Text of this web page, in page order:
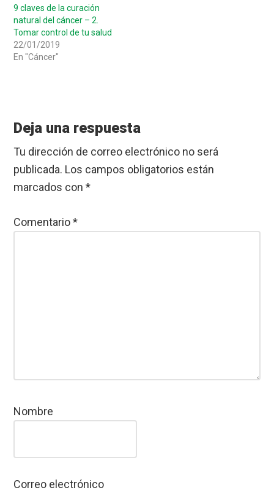
9 claves de la curación
natural del cáncer – 2.
Tomar control de tu salud
22/01/2019
En "Cáncer"
Interactions
Deja una respuesta
Tu dirección de correo electrónico no será
publicada. Los campos obligatorios están
marcados con*
Comentario*
Nombre
Correo electrónico